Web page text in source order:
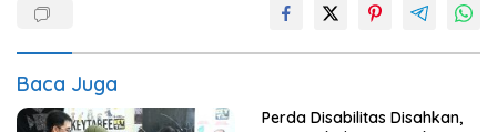
Baca Juga
Perda Disabilitas Disahkan,